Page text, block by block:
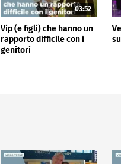
03:52
Vip (e figli) che hanno un
rapporto difficile con i
genitori